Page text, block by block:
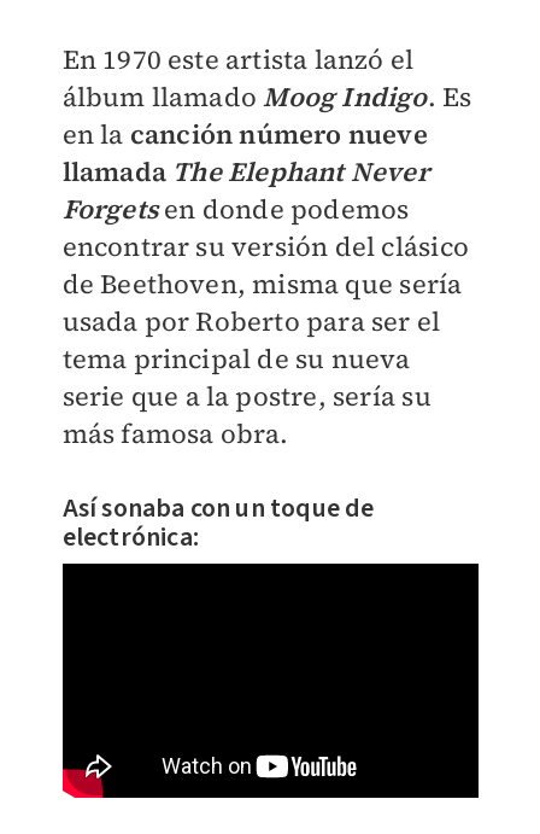
En 1970 este artista lanzó el
álbum llamadoMoog Indigo. Es
en la canción número nueve
llamada The Elephant Never
Forgets en donde podemos
encontrar su versión del clásico
de Beethoven, misma que sería
usada por Roberto para ser el
tema principal de su nueva
serie que a la postre, sería su
más famosa obra.
Así sonaba con un toque de
electrónica: